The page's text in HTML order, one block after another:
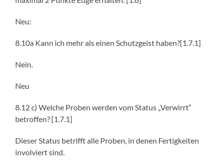
Neu:
8.10a Kann ich mehr als einen Schutzgeist haben?[1.7.1]
Nein.
Neu
8.12 c) Welche Proben werden vom Status „Verwirrt“
betroffen? [1.7.1]
Dieser Status betrifft alle Proben, in denen Fertigkeiten
involviert sind.